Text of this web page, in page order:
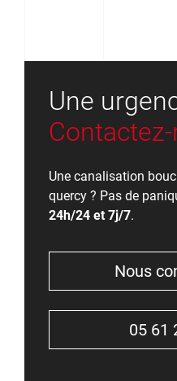
Une
Une canalisation
quercy ? Pas de
24h/24 et 7j/7.
Nous
05 61